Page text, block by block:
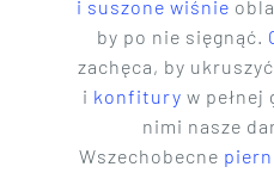
i suszone wiśnie
by po nie sięgnąć.
zachęca, by
i konfitury w
nimi nasze
Wszechobecne